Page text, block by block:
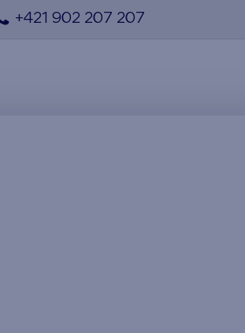
+421 902 207 207